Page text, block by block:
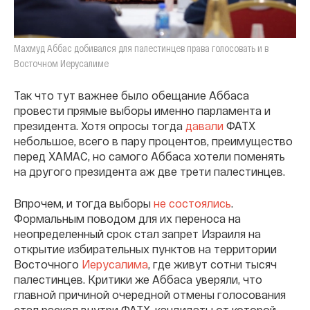
Махмуд Аббас добивался для палестинцев права голосовать и в
Восточном Иерусалиме
Так что тут важнее было обещание Аббаса
провести прямые выборы именно парламента и
президента. Хотя опросы тогда давали ФАТХ
небольшое, всего в пару процентов, преимущество
перед ХАМАС, но самого Аббаса хотели поменять
на другого президента аж две трети палестинцев.
Впрочем, и тогда выборы не состоялись.
Формальным поводом для их переноса на
неопределенный срок стал запрет Израиля на
открытие избирательных пунктов на территории
Восточного Иерусалима, где живут сотни тысяч
палестинцев. Критики же Аббаса уверяли, что
главной причиной очередной отмены голосования